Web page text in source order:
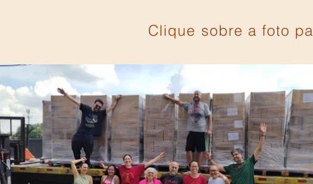
Clique sobre a foto